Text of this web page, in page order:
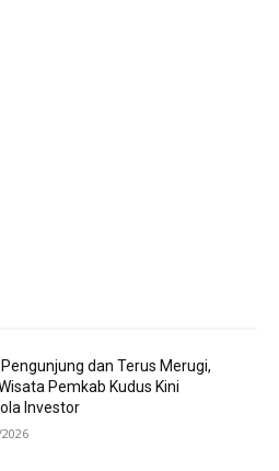
dan Terus Merugi,
Pemkab Kudus Kini
Investor